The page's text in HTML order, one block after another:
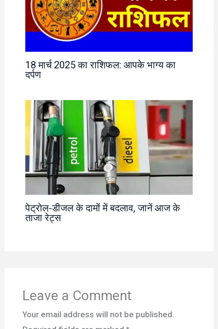
18 मार्च 2025 का राशिफल: आपके भाग्य का
दर्पण
पेट्रोल-डीजल के दामों में बदलाव, जानें आज के
ताजा रेट्स
Leave a Comment
Your email address will not be published.